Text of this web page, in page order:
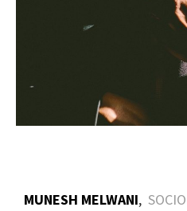
MUNESH MELWANI,